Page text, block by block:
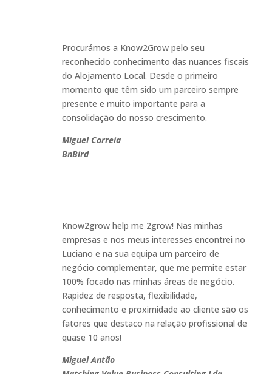
Procurámos a Know2Grow pelo seu
reconhecido conhecimento das nuances fiscais
do Alojamento Local. Desde o primeiro
momento que têm sido um parceiro sempre
presente e muito importante para a
consolidação do nosso crescimento.
Miguel Correia
BnBird
Know2grow help me 2grow! Nas minhas
empresas e nos meus interesses encontrei no
Luciano e na sua equipa um parceiro de
negócio complementar, que me permite estar
100% focado nas minhas áreas de negócio.
Rapidez de resposta, flexibilidade,
conhecimento e proximidade ao cliente são os
fatores que destaco na relação profissional de
quase 10 anos!
Miguel Antão